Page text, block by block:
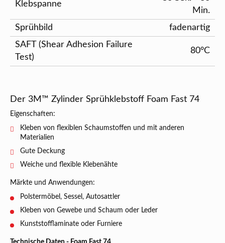
Klebspanne
Min.
Sprühbild
fadenartig
SAFT (Shear Adhesion Failure
Test)
80°C
Der 3M™ Zylinder Sprühklebstoff Foam Fast 74
Eigenschaften:
Kleben von flexiblen Schaumstoffen und mit anderen
Materialien
Gute Deckung
Weiche und flexible Klebenähte
Märkte und Anwendungen:
Polstermöbel, Sessel, Autosattler
Kleben von Gewebe und Schaum oder Leder
Kunststofflaminate oder Furniere